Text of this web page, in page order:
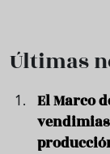
Últimas
El Marco